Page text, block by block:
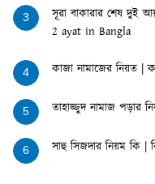
3
সূরা বাকারার শেষ দুই
2 ayat in Bangla
4 কাজা নামাজের নিয়ত |
5 তাহাজ্জুদ নামাজ পড়ার
6 সাহু সিজদার নিয়ম কি |